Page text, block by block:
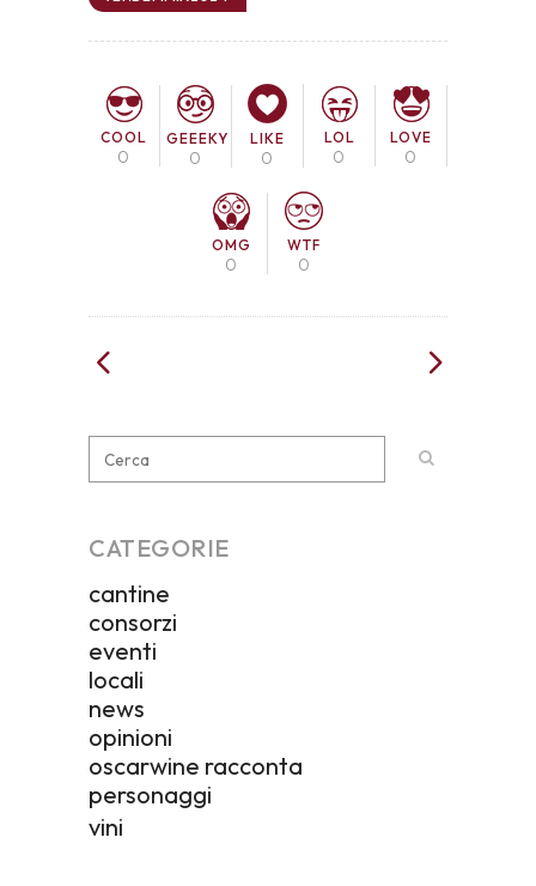
COOL
0
GEEEKY
0
LIKE
0
LOL
0
LOVE
0
OMG
0
WTF
0
CATEGORIE
cantine
consorzi
eventi
locali
news
opinioni
oscarwine racconta
personaggi
vini